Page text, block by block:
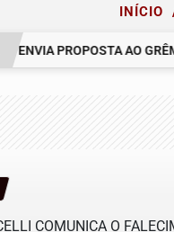
INÍCIO
PROPOSTA AO